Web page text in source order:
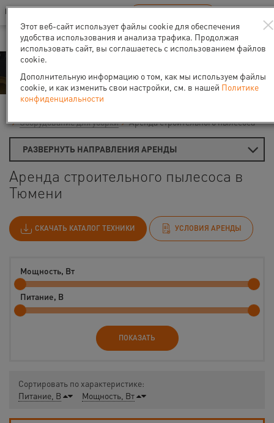
Ваш город:Тюмень
В Вашем регионе нет наших офисов RU EN
Аренда
Оборудование для уборки
Аренда строительного пылесоса
РАЗВЕРНУТЬ НАПРАВЛЕНИЯ АРЕНДЫ
Аренда строительного пылесоса в
Тюмени
СКАЧАТЬ КАТАЛОГ ТЕХНИКИ УСЛОВИЯ АРЕНДЫ
Мощность, Вт
Питание, В
ПОКАЗАТЬ
Сортировать по характеристике:
Питание, В
Мощность, Вт
Этот веб-сайт использует файлы cookie для обеспечения
удобства использования и анализа трафика. Продолжая
использовать сайт, вы соглашаетесь с использованием файлов
cookie.
Дополнительную информацию о том, как мы используем файлы
cookie, и как изменить свои настройки, см. в нашей Политике
конфиденциальности